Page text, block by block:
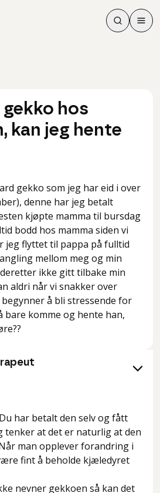
Søk
Søk
Meny
gekko hos
kan jeg hente
gekko som jeg har eid i over
denne har jeg betalt
kjøpte mamma til bursdag
bodd hos mamma siden vi
jeg flyttet til pappa på fulltid
mellom meg og min
ikke gitt tilbake min
aldri når vi snakker over
å bli stressende for
bare komme og hente han,
har betalt den selv og fått
tenker at det er naturlig at den
man opplever forandring i
fint å beholde kjæledyret
nevner gekkoen så kan det